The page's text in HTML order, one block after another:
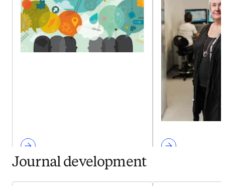
Journal development